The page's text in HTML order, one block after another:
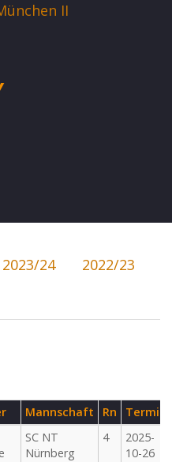
II
2023/24
2022/23
Mannschaft Rn
Termin
SC NT
Nürnberg
4
2025-
10-26